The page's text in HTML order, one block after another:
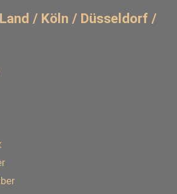
/ Köln / Düsseldorf /